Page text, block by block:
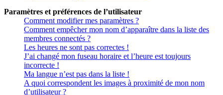
Paramètres et préférences de l’utilisateur
Comment modifier mes paramètres ?
Comment empêcher mon nom d’apparaître dans la liste des
membres connectés ?
Les heures ne sont pas correctes !
J’ai changé mon fuseau horaire et l’heure est toujours
incorrecte !
Ma langue n’est pas dans la liste !
A quoi correspondent les images à proximité de mon nom
d’utilisateur ?